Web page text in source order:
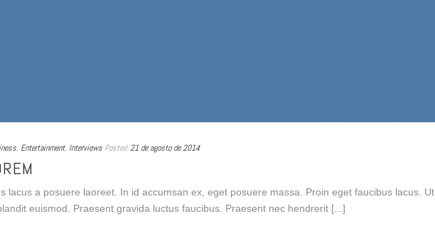
, Entertainment, Interviews Posted 21 de agosto de 2014
lacus a posuere laoreet. In id accumsan ex, eget posuere massa. Proin eget faucibus lacus. Ut
euismod. Praesent gravida luctus faucibus. Praesent nec hendrerit [...]